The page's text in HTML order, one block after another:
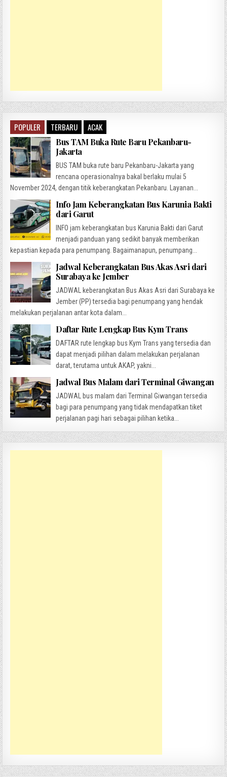
POPULER TERBARU ACAK
Bus TAM Buka Rute Baru Pekanbaru-
Jakarta
BUS TAM buka rute baru Pekanbaru-Jakarta yang
rencana operasionalnya bakal berlaku mulai 5
November 2024, dengan titik keberangkatan Pekanbaru. Layanan...
Info Jam Keberangkatan Bus Karunia Bakti
dari Garut
INFO jam keberangkatan bus Karunia Bakti dari Garut
menjadi panduan yang sedikit banyak memberikan
kepastian kepada para penumpang. Bagaimanapun, penumpang...
Jadwal Keberangkatan Bus Akas Asri dari
Surabaya ke Jember
JADWAL keberangkatan Bus Akas Asri dari Surabaya ke
Jember (PP) tersedia bagi penumpang yang hendak
melakukan perjalanan antar kota dalam...
Daftar Rute Lengkap Bus Kym Trans
DAFTAR rute lengkap bus Kym Trans yang tersedia dan
dapat menjadi pilihan dalam melakukan perjalanan
darat, terutama untuk AKAP, yakni...
Jadwal Bus Malam dari Terminal Giwangan
JADWAL bus malam dari Terminal Giwangan tersedia
bagi para penumpang yang tidak mendapatkan tiket
perjalanan pagi hari sebagai pilihan ketika...